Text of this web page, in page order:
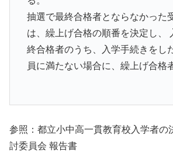
抽選で最終合格者とならなかった
は、繰上げ合格の順番を決定し、
終合格者のうち、入学手続きをし
員に満たない場合に、繰上げ合格
参照：都立小中高一貫教育校入学者の
討委員会 報告書